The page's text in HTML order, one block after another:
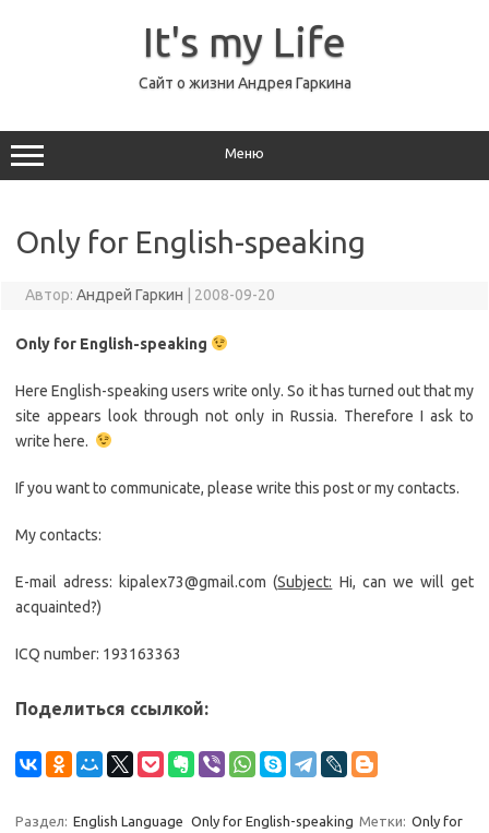
It's my Life
Сайт о жизни Андрея Гаркина
Меню
Only for English-speaking
Автор: Андрей Гаркин 2008-09-20
Only for English-speaking
Here English-speaking users write only. So it has turned out that my
site appears look through not only in Russia. Therefore I ask to
write here.
If you want to communicate, please write this post or my contacts.
My contacts:
E-mail adress: kipalex73@gmail.com (Subject: Hi, can we will get
acquainted?)
ICQ number: 193163363
Поделиться ссылкой:
Раздел: English Language Only for English-speaking Метки: Only for